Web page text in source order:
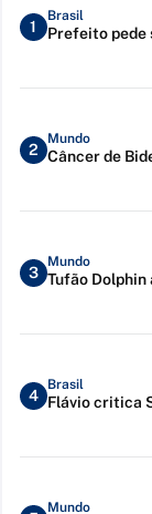
1
Brasil
Prefeito pede
2
Mundo
Câncer de
3
Mundo
Tufão Dolphin
4
Brasil
Flávio critica
Mundo